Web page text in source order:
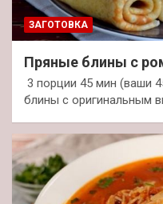
ЗАГОТОВКА
Пряные блины с
3 порции 45 мин (ваши
блины с оригинальным